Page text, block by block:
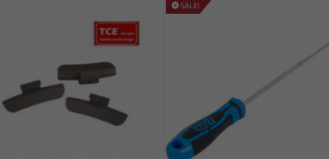
SALE!